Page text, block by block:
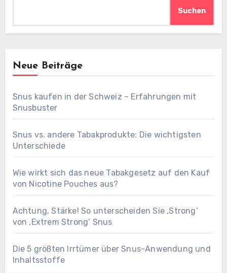
Suchen
Neue Beiträge
Snus kaufen in der Schweiz – Erfahrungen mit
Snusbuster
Snus vs. andere Tabakprodukte: Die wichtigsten
Unterschiede
Wie wirkt sich das neue Tabakgesetz auf den Kauf
von Nicotine Pouches aus?
Achtung, Stärke! So unterscheiden Sie ‚Strong‘
von ‚Extrem Strong‘ Snus
Die 5 größten Irrtümer über Snus-Anwendung und
Inhaltsstoffe